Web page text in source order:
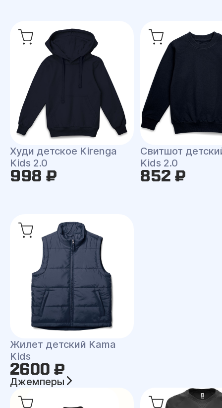
Худи детское Kirenga
Kids 2.0
998 ₽
Свитшот
Kids 2.0
852 ₽
Жилет детский Kama
Kids
2600 ₽
Джемперы